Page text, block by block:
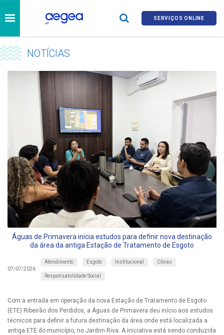
SERVIÇOS ONLINE
NOTÍCIAS
Águas de Primavera inicia estudos para definir nova destinação
da área da antiga Estação de Tratamento de Esgoto
07/07/2026
Atendimento Esgoto Institucional Obras
Responsabilidade Social
Com a entrada em operação da nova Estação de Tratamento de Esgoto
(ETE) Ribeirão dos Perdidos, a Águas de Primavera deu início aos estudos
técnicos para definir a futura destinação da área onde está localizada a
antiga ETE do município, no Jardim Riva. A iniciativa está sendo conduzida